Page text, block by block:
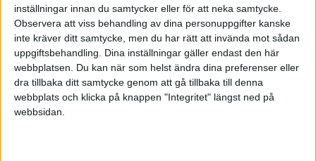
inställningar innan du samtycker eller för att neka samtycke.
Observera att viss behandling av dina personuppgifter kanske
inte kräver ditt samtycke, men du har rätt att invända mot sådan
uppgiftsbehandling. Dina inställningar gäller endast den här
webbplatsen. Du kan när som helst ändra dina preferenser eller
dra tillbaka ditt samtycke genom att gå tillbaka till denna
webbplats och klicka på knappen "Integritet" längst ned på
webbsidan.
Med vänliga hälsningar,
Jonathan
sod